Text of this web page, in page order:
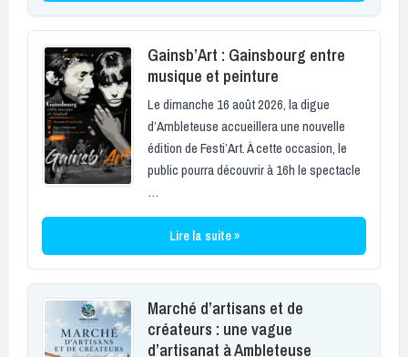
Gainsb’Art : Gainsbourg entre
musique et peinture
Le dimanche 16 août 2026, la digue
d’Ambleteuse accueillera une nouvelle
édition de Festi’Art. À cette occasion, le
public pourra découvrir à 16h le spectacle
…
Lire la suite »
Marché d’artisans et de
créateurs : une vague
d’artisanat à Ambleteuse